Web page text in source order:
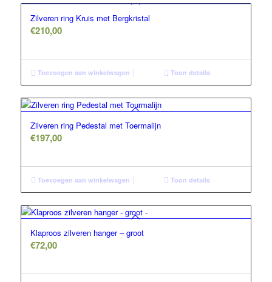
Zilveren ring Kruis met Bergkristal
€210,00
Toevoegen aan winkelwagen Toon details
Zilveren ring Pedestal met Toermalijn
€197,00
Toevoegen aan winkelwagen Toon details
Klaproos zilveren hanger – groot
€72,00